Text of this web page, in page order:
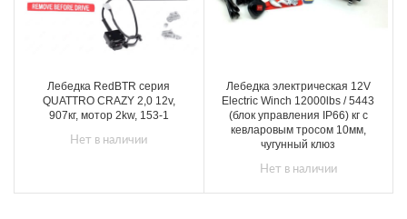
Лебедка RedBTR серия
QUATTRO CRAZY 2,0 12v,
907кг, мотор 2kw, 153-1
Нет в наличии
Лебедка электрическая 12V
Electric Winch 12000lbs / 5443
(блок управления IP66) кг с
кевларовым тросом 10мм,
чугунный клюз
Нет в наличии